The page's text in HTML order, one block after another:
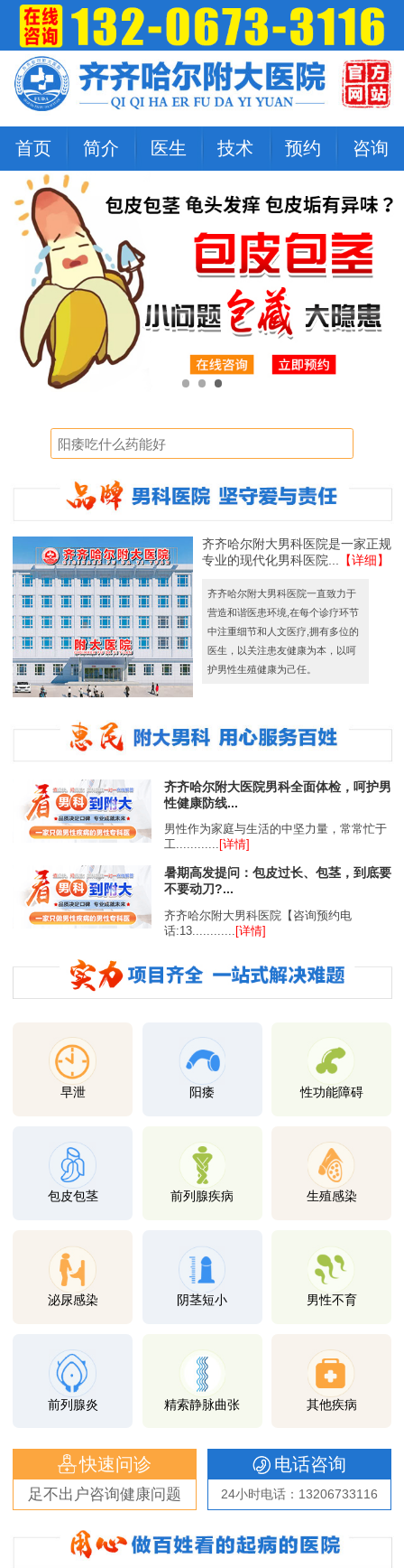
首页 简介 医生 技术 预约 咨询
齐齐哈尔附大男科医院是一家正规
专业的现代化男科医院...
【详细】
齐齐哈尔附大男科医院一直致力于
营造和谐医患环境,在每个诊疗环节
中注重细节和人文医疗,拥有多位的
医生，以关注患友健康为本，以呵
护男性生殖健康为己任。
齐齐哈尔附大医院男科全面体检，呵护男
性健康防线...
男性作为家庭与生活的中坚力量，常常忙于
工............ [详情]
暑期高发提问：包皮过长、包茎，到底要
不要动刀?...
齐齐哈尔附大男科医院【咨询预约电
话:13............
[详情]
早泄 阳痿 性功能障碍
包皮包茎 前列腺疾病 生殖感染
泌尿感染 阴茎短小 男性不育
前列腺炎 精索静脉曲张 其他疾病
快速问诊
足不出户咨询健康问题
电话咨询
24小时电话：13206733116